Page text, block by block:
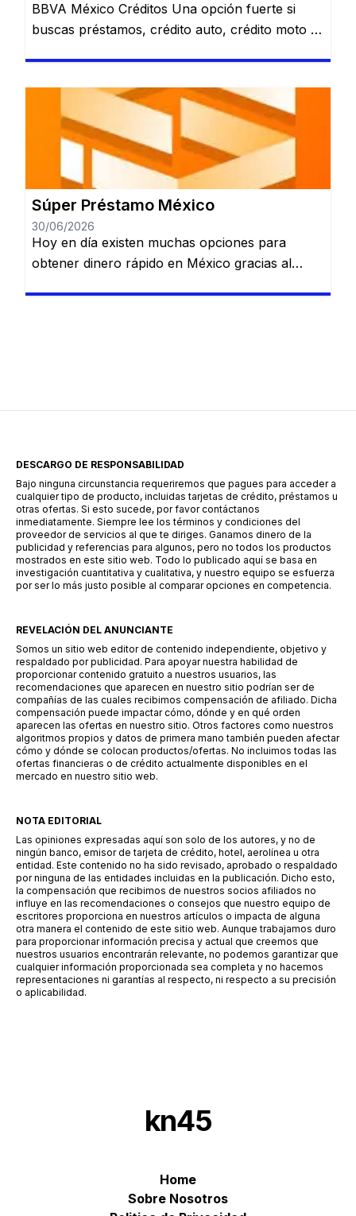
BBVA México Créditos Una opción fuerte si
buscas préstamos, crédito auto, crédito moto o
lugar. Préstamo personal. Crédito automotriz.
Crédito moto. Préstamo de nómina. Ver
opciones de BBVA Sujeto a evaluación y
aprobación. Santander Préstamos Puede ser
una alternativa para quienes quieren comparar
[…]
Súper Préstamo México
30/06/2026
Hoy en día existen muchas opciones para
obtener dinero rápido en México gracias al
una aplicación […]
DESCARGO DE RESPONSABILIDAD
Bajo ninguna circunstancia requeriremos que pagues para acceder a
cualquier tipo de producto, incluidas tarjetas de crédito, préstamos u
otras ofertas. Si esto sucede, por favor contáctanos
inmediatamente. Siempre lee los términos y condiciones del
proveedor de servicios al que te diriges. Ganamos dinero de la
publicidad y referencias para algunos, pero no todos los productos
mostrados en este sitio web. Todo lo publicado aquí se basa en
investigación cuantitativa y cualitativa, y nuestro equipo se esfuerza
por ser lo más justo posible al comparar opciones en competencia.
REVELACIÓN DEL ANUNCIANTE
Somos un sitio web editor de contenido independiente, objetivo y
respaldado por publicidad. Para apoyar nuestra habilidad de
proporcionar contenido gratuito a nuestros usuarios, las
recomendaciones que aparecen en nuestro sitio podrían ser de
compañías de las cuales recibimos compensación de afiliado. Dicha
compensación puede impactar cómo, dónde y en qué orden
aparecen las ofertas en nuestro sitio. Otros factores como nuestros
algoritmos propios y datos de primera mano también pueden afectar
cómo y dónde se colocan productos/ofertas. No incluimos todas las
ofertas financieras o de crédito actualmente disponibles en el
mercado en nuestro sitio web.
NOTA EDITORIAL
Las opiniones expresadas aquí son solo de los autores, y no de
ningún banco, emisor de tarjeta de crédito, hotel, aerolínea u otra
entidad. Este contenido no ha sido revisado, aprobado o respaldado
por ninguna de las entidades incluidas en la publicación. Dicho esto,
la compensación que recibimos de nuestros socios afiliados no
influye en las recomendaciones o consejos que nuestro equipo de
escritores proporciona en nuestros artículos o impacta de alguna
otra manera el contenido de este sitio web. Aunque trabajamos duro
para proporcionar información precisa y actual que creemos que
nuestros usuarios encontrarán relevante, no podemos garantizar que
cualquier información proporcionada sea completa y no hacemos
representaciones ni garantías al respecto, ni respecto a su precisión
o aplicabilidad.
kn45
Home
Sobre Nosotros